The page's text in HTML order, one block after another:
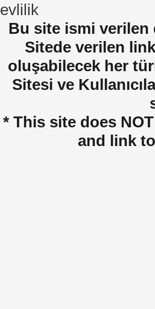
evlilik
Bu site ismi verilen
Sitede verilen
oluşabilecek her
Sitesi ve
* This site does
and link